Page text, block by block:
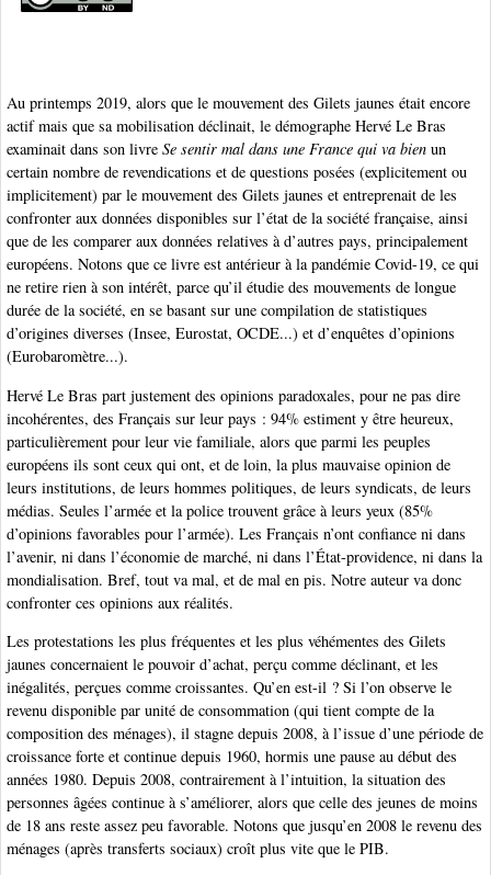
Au printemps 2019, alors que le mouvement des Gilets jaunes était encore
actif mais que sa mobilisation déclinait, le démographe Hervé Le Bras
examinait dans son livre Se sentir mal dans une France qui va bien un
certain nombre de revendications et de questions posées (explicitement ou
implicitement) par le mouvement des Gilets jaunes et entreprenait de les
confronter aux données disponibles sur l’état de la société française, ainsi
que de les comparer aux données relatives à d’autres pays, principalement
européens. Notons que ce livre est antérieur à la pandémie Covid-19, ce qui
ne retire rien à son intérêt, parce qu’il étudie des mouvements de longue
durée de la société, en se basant sur une compilation de statistiques
d’origines diverses (Insee, Eurostat, OCDE...) et d’enquêtes d’opinions
(Eurobaromètre...).
Hervé Le Bras part justement des opinions paradoxales, pour ne pas dire
incohérentes, des Français sur leur pays : 94% estiment y être heureux,
particulièrement pour leur vie familiale, alors que parmi les peuples
européens ils sont ceux qui ont, et de loin, la plus mauvaise opinion de
leurs institutions, de leurs hommes politiques, de leurs syndicats, de leurs
médias. Seules l’armée et la police trouvent grâce à leurs yeux (85%
d’opinions favorables pour l’armée). Les Français n’ont confiance ni dans
l’avenir, ni dans l’économie de marché, ni dans l’État-providence, ni dans la
mondialisation. Bref, tout va mal, et de mal en pis. Notre auteur va donc
confronter ces opinions aux réalités.
Les protestations les plus fréquentes et les plus véhémentes des Gilets
jaunes concernaient le pouvoir d’achat, perçu comme déclinant, et les
inégalités, perçues comme croissantes. Qu’en est-il ? Si l’on observe le
revenu disponible par unité de consommation (qui tient compte de la
composition des ménages), il stagne depuis 2008, à l’issue d’une période de
croissance forte et continue depuis 1960, hormis une pause au début des
années 1980. Depuis 2008, contrairement à l’intuition, la situation des
personnes âgées continue à s’améliorer, alors que celle des jeunes de moins
de 18 ans reste assez peu favorable. Notons que jusqu’en 2008 le revenu des
ménages (après transferts sociaux) croît plus vite que le PIB.